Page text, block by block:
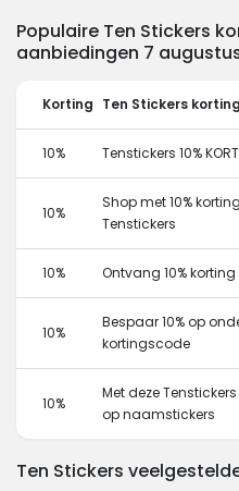
Populaire Ten Stickers
aanbiedingen 7
Korting Ten Stickers
10% Tenstickers 10%
10%
Shop met 10%
Tenstickers
10% Ontvang 10%
10%
Bespaar 10% op
kortingscode
10%
Met deze
op naamstickers
Ten Stickers